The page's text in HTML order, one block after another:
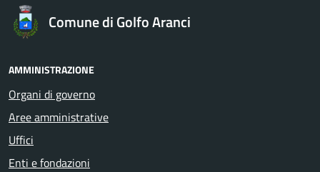
Comune di Golfo Aranci
AMMINISTRAZIONE
Organi di governo
Aree amministrative
Uffici
Enti e fondazioni